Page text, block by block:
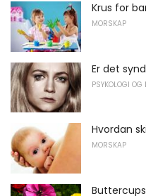
Krus for
MORSKAP
Er det
PSYKOLOGI OG
Hvordan
MORSKAP